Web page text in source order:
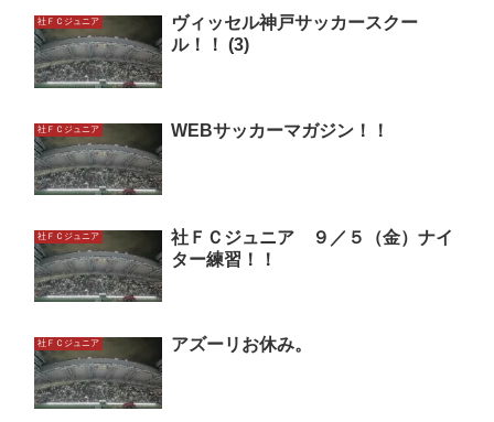
社ＦＣジュニア
ヴィッセル神戸サッカースクー
ル！！ (3)
社ＦＣジュニア WEBサッカーマガジン！！
社ＦＣジュニア
社ＦＣジュニア ９／５（金）ナイ
ター練習！！
社ＦＣジュニア アズーリお休み。